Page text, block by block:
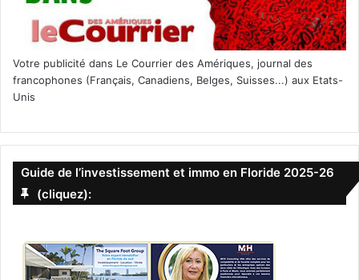
Votre publicité dans Le Courrier des Amériques, journal des
francophones (Français, Canadiens, Belges, Suisses...) aux Etats-
Unis
Guide de l’investissement et immo en Floride 2025-26
(cliquez):